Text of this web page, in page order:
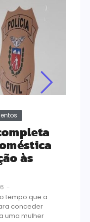
às
-
tempo que a
conceder
uma mulher